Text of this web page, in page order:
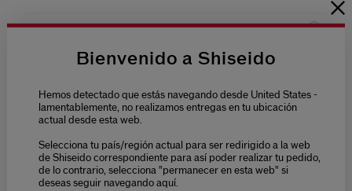
Bienvenido a Shiseido
Hemos detectado que estás navegando desde United States -
lamentablemente, no realizamos entregas en tu ubicación
actual desde esta web.
Selecciona tu país/región actual para ser redirigido a la web
de Shiseido correspondiente para así poder realizar tu pedido,
de lo contrario, selecciona "permanecer en esta web" si
deseas seguir navegando aquí.